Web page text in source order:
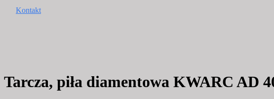
Kontakt
Tarcza, piła diamentowa KWARC AD